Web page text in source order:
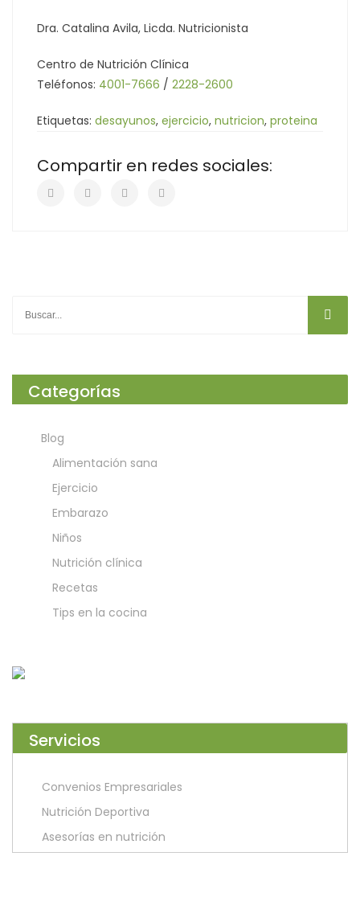
Dra. Catalina Avila, Licda. Nutricionista
Centro de Nutrición Clínica
Teléfonos: 4001-7666 / 2228-2600
Etiquetas: desayunos, ejercicio, nutricion, proteina
Compartir en redes sociales:
Categorías
Blog
Alimentación sana
Ejercicio
Embarazo
Niños
Nutrición clínica
Recetas
Tips en la cocina
Servicios
Convenios Empresariales
Nutrición Deportiva
Asesorías en nutrición